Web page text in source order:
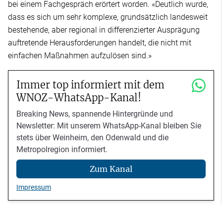
bei einem Fachgespräch erörtert worden. «Deutlich wurde,
dass es sich um sehr komplexe, grundsätzlich landesweit
bestehende, aber regional in differenzierter Ausprägung
auftretende Herausforderungen handelt, die nicht mit
einfachen Maßnahmen aufzulösen sind.»
Immer top informiert mit dem
WNOZ-WhatsApp-Kanal!
Breaking News, spannende Hintergründe und
Newsletter: Mit unserem WhatsApp-Kanal bleiben Sie
stets über Weinheim, den Odenwald und die
Metropolregion informiert.
Zum Kanal
Impressum